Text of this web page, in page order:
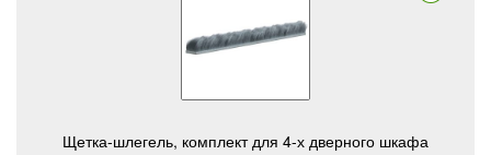
Щетка-шлегель, комплект для 4-х дверного шкафа